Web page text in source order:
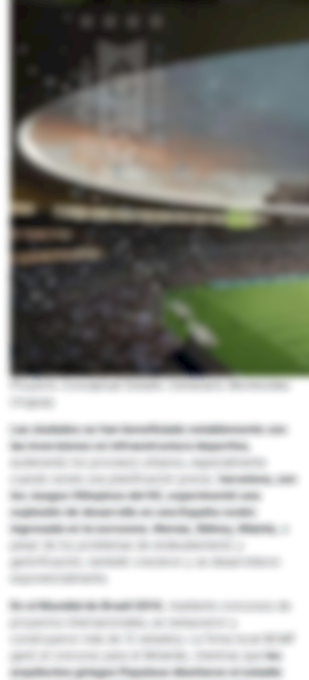
Proyecto Conceptual Estadio Centenario Montevideo
Uruguay
Las ciudades se han beneficiado notablemente con
las inversiones en infraestructura deportiva
acelerando los procesos urbanos, especialmente
cuando existe una planificación previa. Barcelona, con
los Juegos Olímpicos del 92, experimentó una
explosión de desarrollo en una España recién
ingresada en la eurozona. Atenas, Sídney, Atlanta,
pesar de los problemas de endeudamiento y
gentrificación, también crecieron y se desarrollaron
exponencialmente.
En el Mundial de Brasil 2014 , mediante concursos de
proyectos internacionales, se restauraron y
construyeron más de 12 estadios. La firma local BCMF
ganó el concurso para el Mineirão, mientras que los
arquitectos griegos Populous diseñaron el estadio